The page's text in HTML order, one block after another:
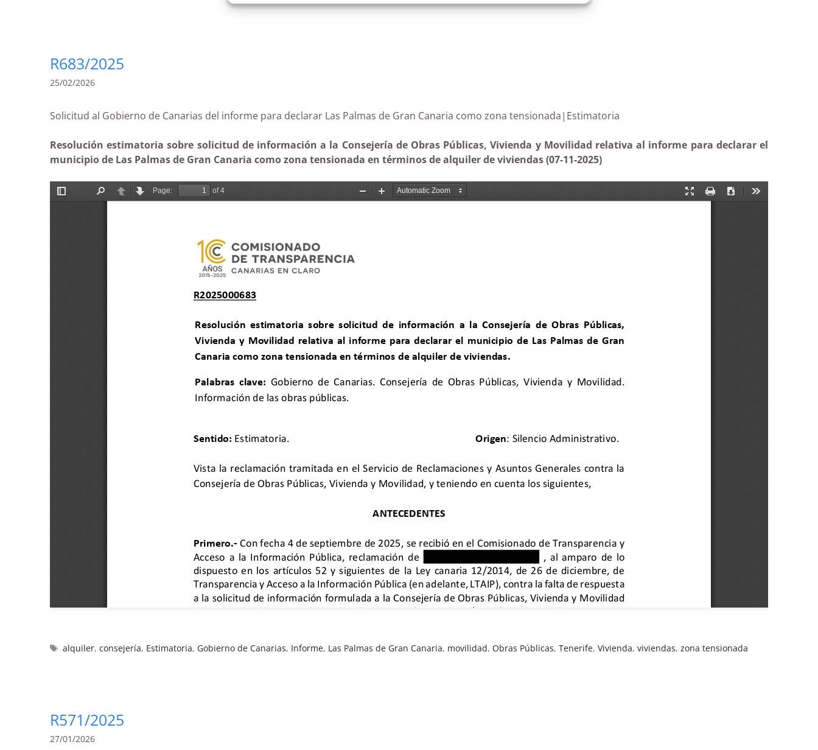
R683/2025
25/02/2026
Solicitud al Gobierno de Canarias del informe para declarar Las Palmas de Gran Canaria como zona tensionada|Estimatoria
Resolución estimatoria sobre solicitud de información a la Consejería de Obras Públicas, Vivienda y Movilidad relativa al informe para declarar el
municipio de Las Palmas de Gran Canaria como zona tensionada en términos de alquiler de viviendas (07-11-2025)
alquiler,consejería, Estimatoria, Gobierno de Canarias, Informe, Las Palmas de Gran Canaria, movilidad,Obras Públicas,Tenerife,Vivienda,viviendas,zona tensionada
R571/2025
27/01/2026